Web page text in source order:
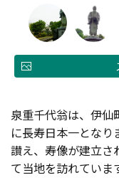
泉重千代翁は、伊仙
に長寿日本一とな
讃え、寿像が建立さ
て当地を訪れていま